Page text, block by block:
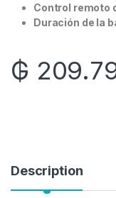
Control remoto
Duración de la
₲
Description